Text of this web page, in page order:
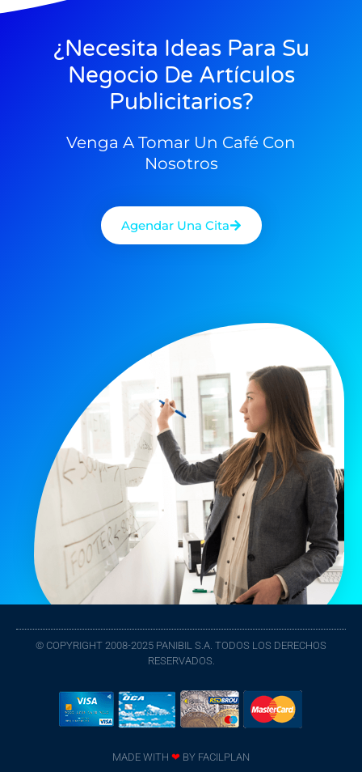
¿Necesita Ideas Para Su
Negocio De Artículos
Publicitarios?
Venga A Tomar Un Café Con
Nosotros
Agendar Una Cita
© COPYRIGHT 2008-2025 PANIBIL S.A. TODOS LOS DERECHOS
RESERVADOS.
MADE WITH ❤ BY FACILPLAN